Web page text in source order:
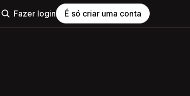
Fazer login É só criar uma conta